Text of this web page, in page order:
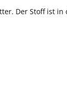
Der Stoff ist